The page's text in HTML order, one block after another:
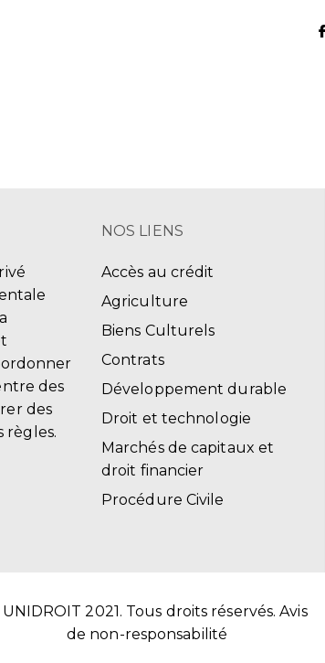
des
des
règles.
NOS LIENS
Accès au crédit
Agriculture
Biens Culturels
Contrats
Développement durable
Droit et technologie
Marchés de capitaux et
droit financier
Procédure Civile
2021. Tous droits réservés.Avis
de non-responsabilité